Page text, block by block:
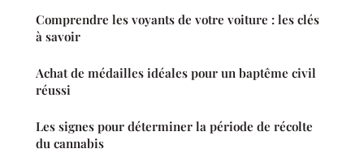
Comprendre les voyants de votre voiture : les clés
à savoir
Achat de médailles idéales pour un baptême civil
réussi
Les signes pour déterminer la période de récolte
du cannabis